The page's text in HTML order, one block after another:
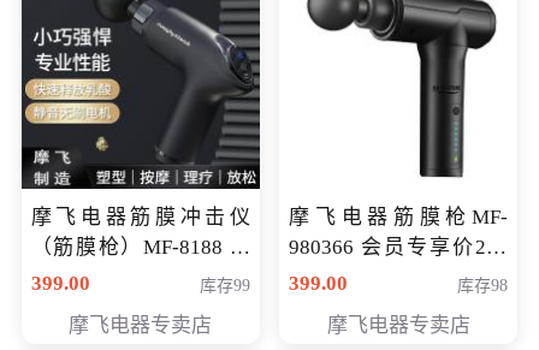
摩飞电器筋膜冲击仪
（筋膜枪）MF-8188 会
员专享价268元
399.00 库存99
摩飞电器专卖店
摩飞电器筋膜枪MF-
980366 会员专享价299
元
399.00 库存98
摩飞电器专卖店